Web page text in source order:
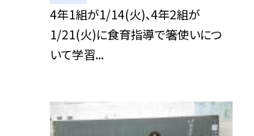
4年1組が1/14(火)、4年2組が
1/21(火)に食育指導で箸使いにつ
いて学習...